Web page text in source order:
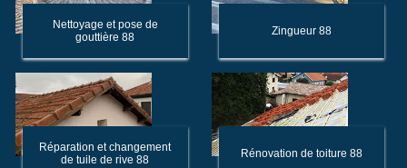
Nettoyage et pose de
gouttière 88
Zingueur 88
Réparation et changement
de tuile de rive 88
Rénovation de toiture 88